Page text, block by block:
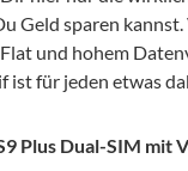
Geld sparen
und hohem
ist für jeden etwas
Plus Dual-SIM mit